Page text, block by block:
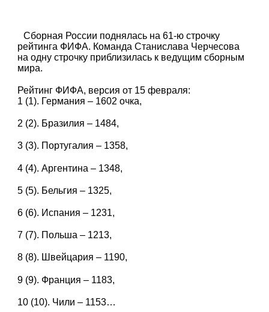
Сборная России поднялась на 61-ю строчку
рейтинга ФИФА. Команда Станислава Черчесова
на одну строчку приблизилась к ведущим сборным
мира.
Рейтинг ФИФА, версия от 15 февраля:
1 (1). Германия – 1602 очка,
2 (2). Бразилия – 1484,
3 (3). Португалия – 1358,
4 (4). Аргентина – 1348,
5 (5). Бельгия – 1325,
6 (6). Испания – 1231,
7 (7). Польша – 1213,
8 (8). Швейцария – 1190,
9 (9). Франция – 1183,
10 (10). Чили – 1153…